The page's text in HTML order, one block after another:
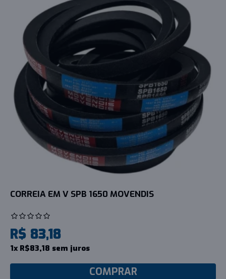
CORREIA EM V SPB 1650 MOVENDIS
R$ 83,18
1x R$83,18 sem juros
COMPRAR